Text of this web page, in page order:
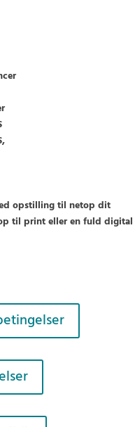
,
opstilling til netop dit
til print eller en fuld digital